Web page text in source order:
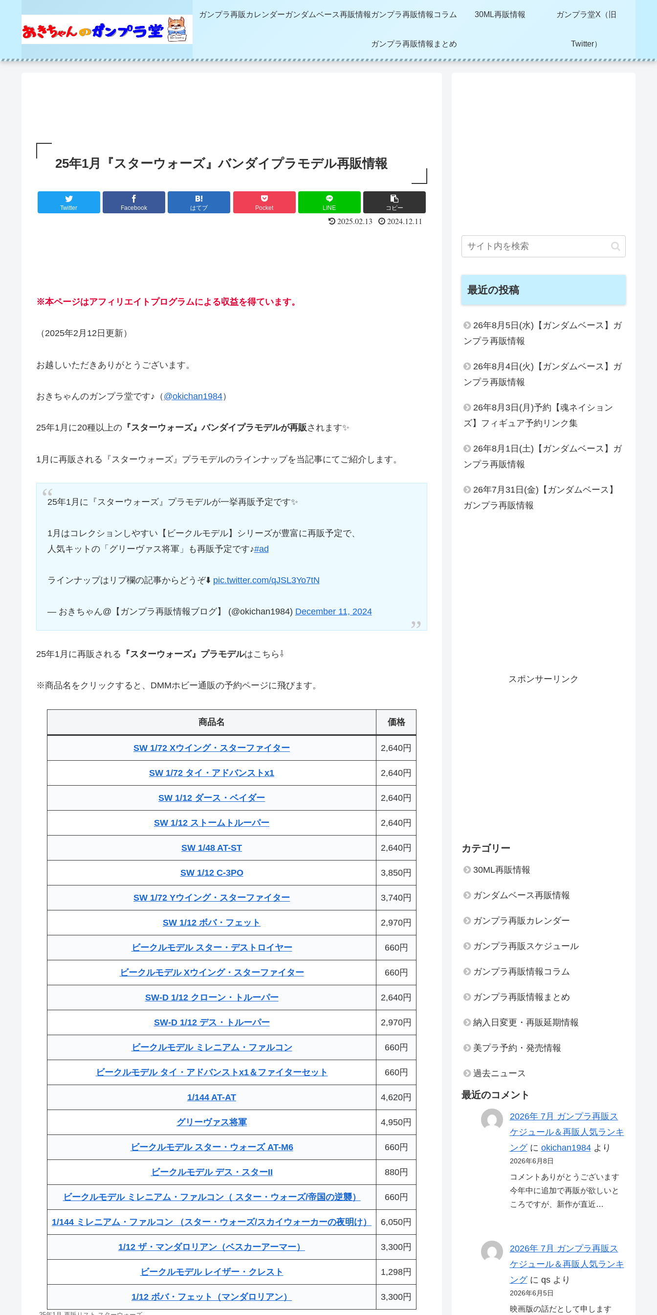
ガンプラ再販カレンダーガンダムベース再販情報 ガンプラ再販情報コラム 30ML再販情報 ガンプラ堂X（旧
Twitter）
ガンプラ再販情報まとめ
25年1月『スターウォーズ』バンダイプラモデル再販情報
Twitter Facebook はてブ Pocket LINE コピー
2025.02.13 2024.12.11
※本ページはアフィリエイトプログラムによる収益を得ています。
（2025年2月12日更新）
お越しいただきありがとうございます。
おきちゃんのガンプラ堂です♪（ @okichan1984）
25年1月に20種以上の 『スターウォーズ』バンダイプラモデルが再販されます✨
1月に再販される『スターウォーズ』プラモデルのラインナップを当記事にてご紹介します。
25年1月に『スターウォーズ』プラモデルが一挙再販予定です✨
1月はコレクションしやすい【ビークルモデル】シリーズが豊富に再販予定で、
人気キットの「グリーヴァス将軍」も再販予定です♪#ad
ラインナップはリプ欄の記事からどうぞ⬇️ pic.twitter.com/qJSL3Yo7tN
— おきちゃん@【ガンプラ再販情報ブログ】 (@okichan1984) December 11, 2024
25年1月に再販される 『スターウォーズ』プラモデルはこちら⇩
※商品名をクリックすると、DMMホビー通販の予約ページに飛びます。
商品名 価格
SW 1/72 Xウイング・スターファイター 2,640円
SW 1/72 タイ・アドバンストx1 2,640円
SW 1/12 ダース・ベイダー 2,640円
SW 1/12 ストームトルーパー 2,640円
SW 1/48 AT-ST 2,640円
SW 1/12 C-3PO 3,850円
SW 1/72 Yウイング・スターファイター 3,740円
SW 1/12 ボバ・フェット 2,970円
ビークルモデル スター・デストロイヤー 660円
ビークルモデル Xウイング・スターファイター 660円
SW-D 1/12 クローン・トルーパー 2,640円
SW-D 1/12 デス・トルーパー 2,970円
ビークルモデル ミレニアム・ファルコン 660円
ビークルモデル タイ・アドバンストx1＆ファイターセット 660円
1/144 AT-AT 4,620円
グリーヴァス将軍 4,950円
ビークルモデル スター・ウォーズ AT-M6 660円
ビークルモデル デス・スターII 880円
ビークルモデル ミレニアム・ファルコン（ スター・ウォーズ/帝国の逆襲） 660円
1/144 ミレニアム・ファルコン （スター・ウォーズ/スカイウォーカーの夜明け） 6,050円
1/12 ザ・マンダロリアン（ベスカーアーマー） 3,300円
ビークルモデル レイザー・クレスト 1,298円
1/12 ボバ・フェット（マンダロリアン） 3,300円
最近の投稿
26年8月5日(水)【ガンダムベース】ガ
ンプラ再販情報
26年8月4日(火)【ガンダムベース】ガ
ンプラ再販情報
26年8月3日(月)予約【魂ネイション
ズ】フィギュア予約リンク集
26年8月1日(土)【ガンダムベース】ガ
ンプラ再販情報
26年7月31日(金)【ガンダムベース】
ガンプラ再販情報
スポンサーリンク
カテゴリー
30ML再販情報
ガンダムベース再販情報
ガンプラ再販カレンダー
ガンプラ再販スケジュール
ガンプラ再販情報コラム
ガンプラ再販情報まとめ
納入日変更・再販延期情報
美プラ予約・発売情報
過去ニュース
最近のコメント
2026年 7月 ガンプラ再販ス
ケジュール＆再販人気ランキ
ングに okichan1984より
2026年6月8日
コメントありがとうございます
今年中に追加で再販が欲しいと
ころですが、新作が直近…
2026年 7月 ガンプラ再販ス
ケジュール＆再販人気ランキ
ングに qsより
2026年6月5日
映画版の話だとして申します